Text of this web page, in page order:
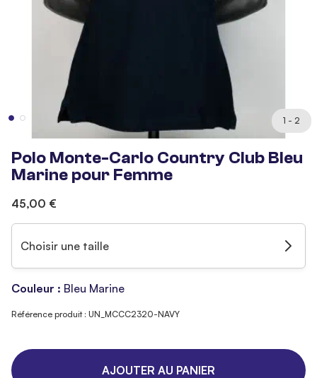
1 - 2
Polo Monte-Carlo Country Club Bleu
Marine pour Femme
45,00 €
Choisir une taille
Couleur : Bleu Marine
Référence produit : UN_MCCC2320-NAVY
AJOUTER AU PANIER